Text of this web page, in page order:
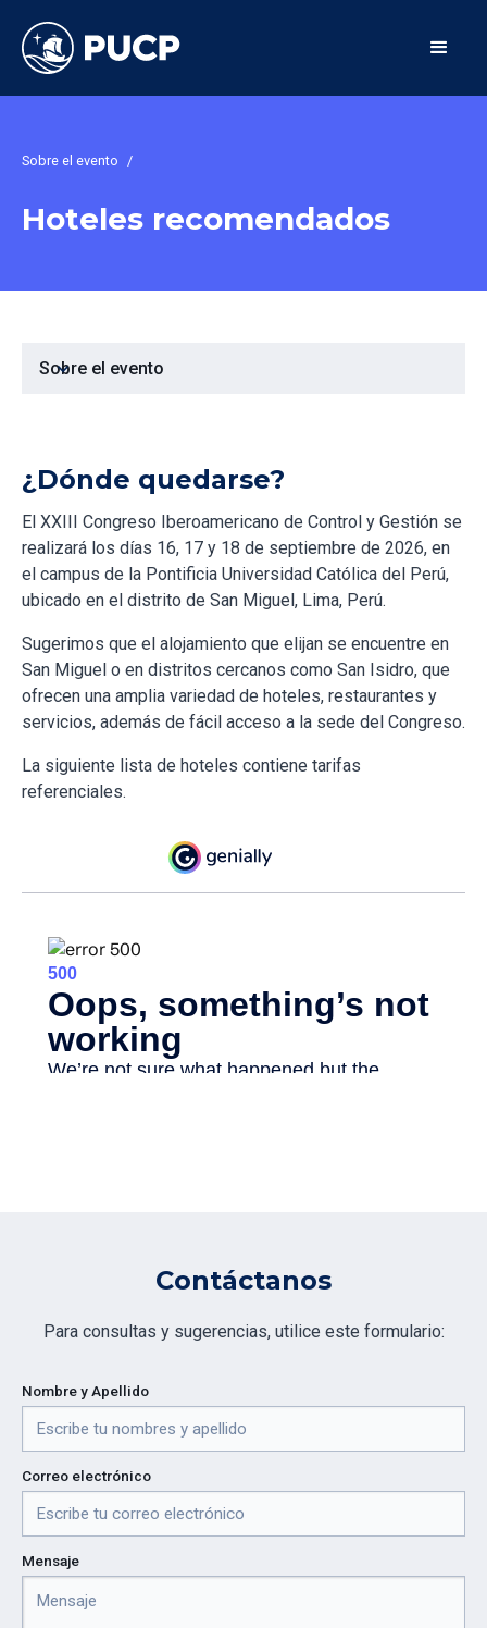
Sobre el evento /
Hoteles recomendados
¿Dónde quedarse?
El XXIII Congreso Iberoamericano de Control y Gestión se
realizará los días 16, 17 y 18 de septiembre de 2026, en
el campus de la Pontificia Universidad Católica del Perú,
ubicado en el distrito de San Miguel, Lima, Perú.
Sugerimos que el alojamiento que elijan se encuentre en
San Miguel o en distritos cercanos como San Isidro, que
ofrecen una amplia variedad de hoteles, restaurantes y
servicios, además de fácil acceso a la sede del Congreso.
La siguiente lista de hoteles contiene tarifas
referenciales.
Sobre el evento
expand_more
Contáctanos
Para consultas y sugerencias, utilice este formulario:
Nombre y Apellido
Correo electrónico
Mensaje